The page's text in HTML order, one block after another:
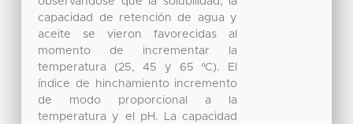
capacidad de retención de agua y
aceite se vieron favorecidas al
momento de incrementar la
temperatura (25, 45 y 65 ºC). El
índice de hinchamiento incremento
de modo proporcional a la
temperatura y el pH. La capacidad